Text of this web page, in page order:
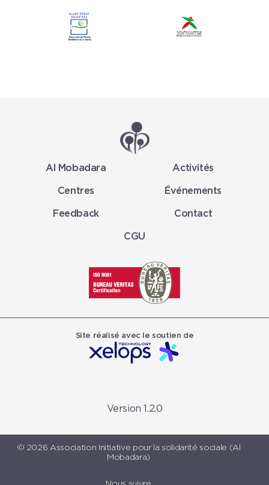
Al Mobadara Activités
Centres Événements
Feedback Contact
CGU
Site réalisé avec le soutien de
Version 1.2.0
© 2026 Association Initiative pour la solidarité sociale (Al
Mobadara)